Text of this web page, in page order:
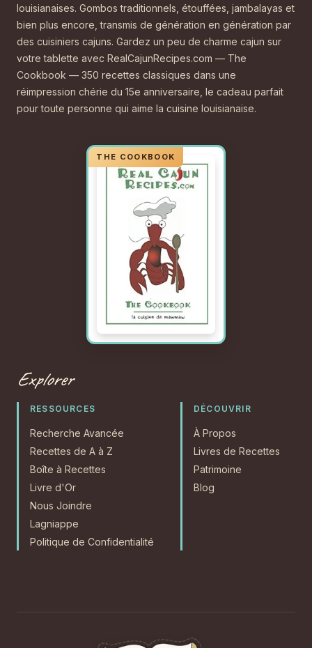
louisianaises. Gombos traditionnels, étouffées, jambalayas et
bien plus encore, transmis de génération en génération par
des cuisiniers cajuns. Gardez un peu de charme cajun sur
votre tablette avec RealCajunRecipes.com — The
Cookbook — 350 recettes classiques dans une
réimpression chérie du 15e anniversaire, le cadeau parfait
pour toute personne qui aime la cuisine louisianaise.
Explorer
RESSOURCES
Recherche Avancée
Recettes de A à Z
Boîte à Recettes
Livre d'Or
Nous Joindre
Lagniappe
Politique de Confidentialité
DÉCOUVRIR
À Propos
Livres de Recettes
Patrimoine
Blog